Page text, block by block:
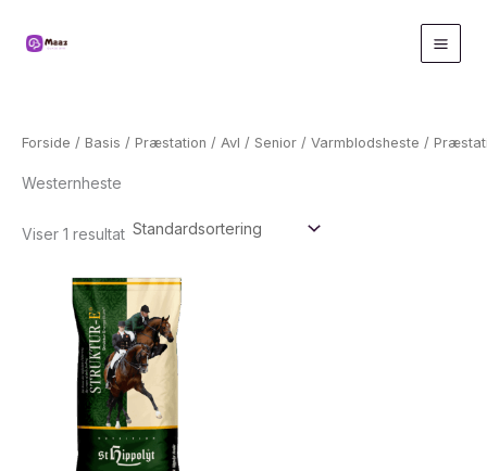
Forside / Basis / Præstation / Avl / Senior / Varmblodsheste /
Westernheste
Viser 1 resultat